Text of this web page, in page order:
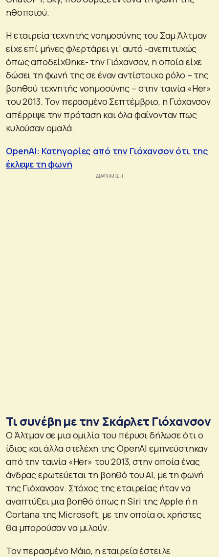
ηθοποιού.
Η εταιρεία τεχνητής νοημοσύνης του Σαμ Άλτμαν
είχε επί μήνες φλερτάρει γι’ αυτό -ανεπιτυχώς
όπως αποδείχθηκε- την Γιόχανσον, η οποία είχε
δώσει τη φωνή της σε έναν αντίστοιχο ρόλο – της
βοηθού τεχνητής νοημοσύνης – στην ταινία «Her»
του 2013. Τον περασμένο Σεπτέμβριο, η Γιόχανσον
απέρριψε την πρόταση και όλα φαίνονταν πως
κυλούσαν ομαλά.
OpenAI: Κατηγορίες από την Γιόχανσον ότι της
έκλεψε τη φωνή
Τι συνέβη με την Σκάρλετ Γιόχανσον
Ο Άλτμαν σε μια ομιλία του πέρυσι δήλωσε ότι ο
ίδιος και άλλα στελέχη της OpenAI εμπνεύστηκαν
από την ταινία «Her» του 2013, στην οποία ένας
άνδρας ερωτεύεται τη βοηθό του AI, με τη φωνή
της Γιόχανσον. Στόχος της εταιρείας ήταν να
αναπτύξει μια βοηθό όπως η Siri της Apple ή η
Cortana της Microsoft, με την οποία οι χρήστες
θα μπορούσαν να μιλούν.
Τον περασμένο Μάιο, η εταιρεία έστειλε